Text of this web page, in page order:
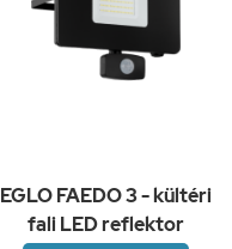
EGLO FAEDO 3 - kültéri
fali LED reflektor